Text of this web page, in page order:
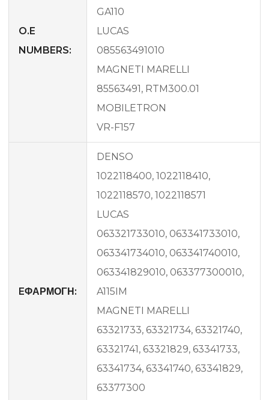
O.E
NUMBERS:
GA110
LUCAS
085563491010
MAGNETI MARELLI
85563491, RTM300.01
MOBILETRON
VR-F157
EΦΑΡΜΟΓΗ:
DENSO
1022118400, 1022118410,
1022118570, 1022118571
LUCAS
063321733010, 063341733010,
063341734010, 063341740010,
063341829010, 063377300010,
A115IM
MAGNETI MARELLI
63321733, 63321734, 63321740,
63321741, 63321829, 63341733,
63341734, 63341740, 63341829,
63377300